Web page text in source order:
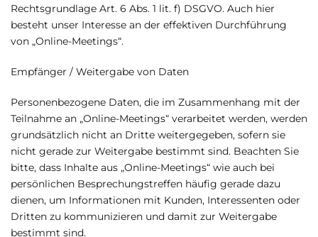
Rechtsgrundlage Art. 6 Abs. 1 lit. f) DSGVO. Auch hier
besteht unser Interesse an der effektiven Durchführung
von „Online-Meetings“.
Empfänger / Weitergabe von Daten
Personenbezogene Daten, die im Zusammenhang mit der
Teilnahme an „Online-Meetings“ verarbeitet werden, werden
grundsätzlich nicht an Dritte weitergegeben, sofern sie
nicht gerade zur Weitergabe bestimmt sind. Beachten Sie
bitte, dass Inhalte aus „Online-Meetings“ wie auch bei
persönlichen Besprechungstreffen häufig gerade dazu
dienen, um Informationen mit Kunden, Interessenten oder
Dritten zu kommunizieren und damit zur Weitergabe
bestimmt sind.